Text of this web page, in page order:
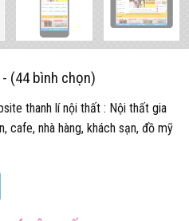
(44 bình chọn)
thanh lí nội thất : Nội thất gia
cafe, nhà hàng, khách sạn, đồ mỹ